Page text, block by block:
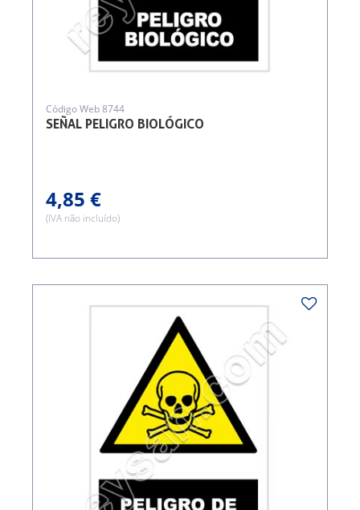
SEÑAL PELIGRO BIOLÓGICO
Código Web 8744
4,85 €
(IVA não incluído)